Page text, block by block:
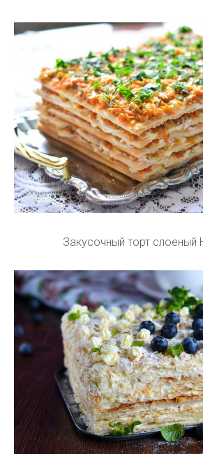
Закусочный торт слоеный